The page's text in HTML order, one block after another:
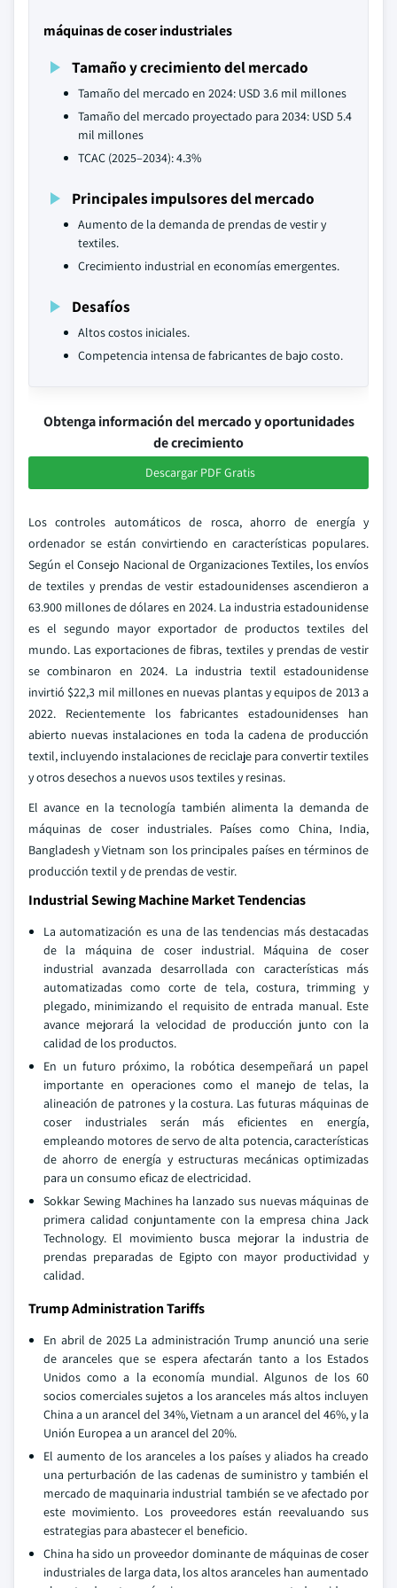
máquinas de coser industriales
Tamaño y crecimiento del mercado
Tamaño del mercado en 2024: USD 3.6 mil millones
Tamaño del mercado proyectado para 2034: USD 5.4
mil millones
TCAC (2025–2034): 4.3%
Principales impulsores del mercado
Aumento de la demanda de prendas de vestir y
textiles.
Crecimiento industrial en economías emergentes.
Desafíos
Altos costos iniciales.
Competencia intensa de fabricantes de bajo costo.
Obtenga información del mercado y oportunidades
de crecimiento
Descargar PDF Gratis
Los controles automáticos de rosca, ahorro de energía y
ordenador se están convirtiendo en características populares.
Según el Consejo Nacional de Organizaciones Textiles, los envíos
de textiles y prendas de vestir estadounidenses ascendieron a
63.900 millones de dólares en 2024. La industria estadounidense
es el segundo mayor exportador de productos textiles del
mundo. Las exportaciones de fibras, textiles y prendas de vestir
se combinaron en 2024. La industria textil estadounidense
invirtió $22,3 mil millones en nuevas plantas y equipos de 2013 a
2022. Recientemente los fabricantes estadounidenses han
abierto nuevas instalaciones en toda la cadena de producción
textil, incluyendo instalaciones de reciclaje para convertir textiles
y otros desechos a nuevos usos textiles y resinas.
El avance en la tecnología también alimenta la demanda de
máquinas de coser industriales. Países como China, India,
Bangladesh y Vietnam son los principales países en términos de
producción textil y de prendas de vestir.
Industrial Sewing Machine Market Tendencias
La automatización es una de las tendencias más destacadas
de la máquina de coser industrial. Máquina de coser
industrial avanzada desarrollada con características más
automatizadas como corte de tela, costura, trimming y
plegado, minimizando el requisito de entrada manual. Este
avance mejorará la velocidad de producción junto con la
calidad de los productos.
En un futuro próximo, la robótica desempeñará un papel
importante en operaciones como el manejo de telas, la
alineación de patrones y la costura. Las futuras máquinas de
coser industriales serán más eficientes en energía,
empleando motores de servo de alta potencia, características
de ahorro de energía y estructuras mecánicas optimizadas
para un consumo eficaz de electricidad.
Sokkar Sewing Machines ha lanzado sus nuevas máquinas de
primera calidad conjuntamente con la empresa china Jack
Technology. El movimiento busca mejorar la industria de
prendas preparadas de Egipto con mayor productividad y
calidad.
Trump Administration Tariffs
En abril de 2025 La administración Trump anunció una serie
de aranceles que se espera afectarán tanto a los Estados
Unidos como a la economía mundial. Algunos de los 60
socios comerciales sujetos a los aranceles más altos incluyen
China a un arancel del 34%, Vietnam a un arancel del 46%, y la
Unión Europea a un arancel del 20%.
El aumento de los aranceles a los países y aliados ha creado
una perturbación de las cadenas de suministro y también el
mercado de maquinaria industrial también se ve afectado por
este movimiento. Los proveedores están reevaluando sus
estrategias para abastecer el beneficio.
China ha sido un proveedor dominante de máquinas de coser
industriales de larga data, los altos aranceles han aumentado